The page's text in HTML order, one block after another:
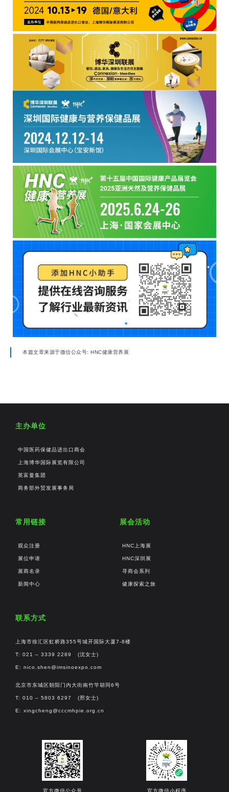
本篇文章来源于微信公众号: HNC健康营养展
主办单位
中国医药保健品进出口商会
上海博华国际展览有限公司
英富曼集团
商务部外贸发展事务局
常用链接
观众注册
展位申请
展商名录
新闻中心
展会活动
HNC上海展
HNC深圳展
寻商会系列
健康探索之旅
联系方式
上海市徐汇区虹桥路355号城开国际大厦7-8楼
T: 021 – 3339 2289 (沈女士)
E: nico.shen@imsinoexpo.com
北京市东城区朝阳门内大街南竹竿胡同6号
T: 010 – 5803 6297 (邢女士)
E: xingcheng@cccmhpie.org.cn
官方微信公众号 官方微信小程序